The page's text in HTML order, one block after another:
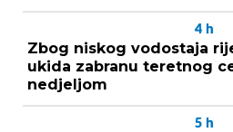
4 h
Zbog niskog vodostaja
ukida zabranu teretnog
nedjeljom
5 h